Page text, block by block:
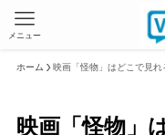
メニュー
ホーム 映画「怪物」はどこで見
映画「怪物」